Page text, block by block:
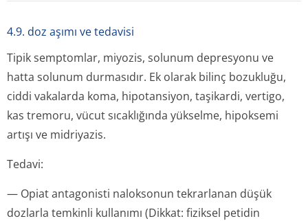
4.9. doz aşımı ve tedavisi
Tipik semptomlar, miyozis, solunum depresyonu ve
hatta solunum durmasıdır. Ek olarak bilinç bozukluğu,
ciddi vakalarda koma, hipotansiyon, taşikardi, vertigo,
kas tremoru, vücut sıcaklığında yükselme, hipoksemi
artışı ve midriyazis.
Tedavi:
— Opiat antagonisti naloksonun tekrarlanan düşük
dozlarla temkinli kullanımı (Dikkat: fiziksel petidin